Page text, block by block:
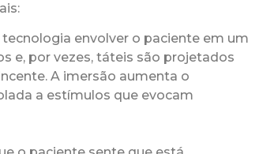
tecnologia envolver o paciente em um
e, por vezes, táteis são projetados
A imersão aumenta o
a estímulos que evocam